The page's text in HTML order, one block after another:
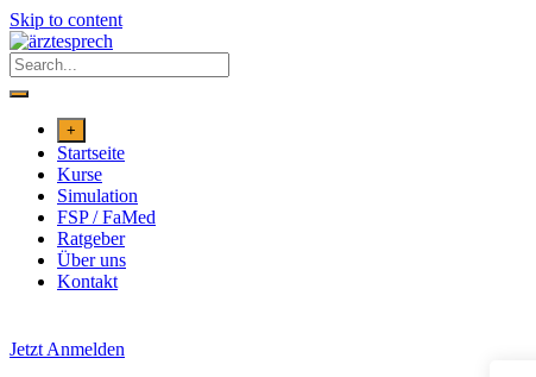
Skip to content
+
Startseite
Kurse
Simulation
FSP / FaMed
Ratgeber
Über uns
Kontakt
Jetzt Anmelden